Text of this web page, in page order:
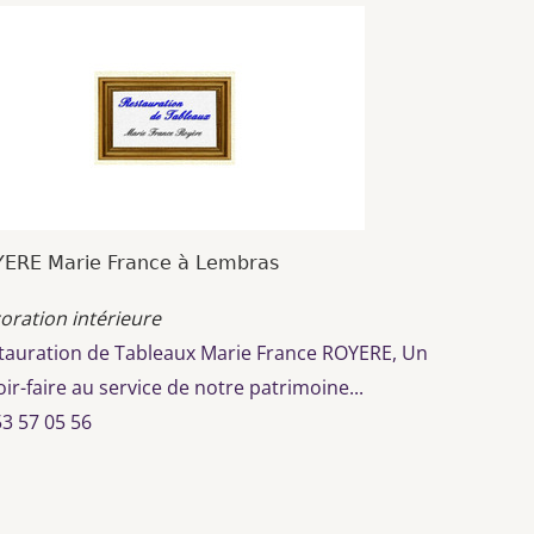
Marie France à Lembras
intérieure
de Tableaux Marie France ROYERE, Un
faire au service de notre patrimoine...
57 05 56